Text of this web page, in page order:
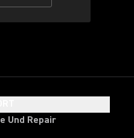
Und Repair